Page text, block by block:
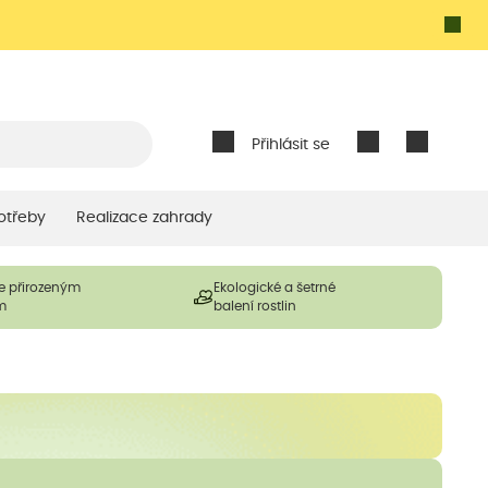
Přihlásit se
Realizace zahrady
přirozeným
Ekologické a šetrné
balení rostlin